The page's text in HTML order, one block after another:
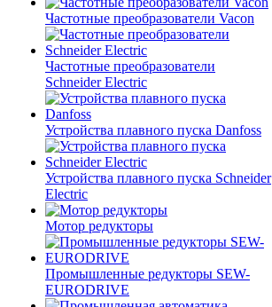
Частотные преобразователи Vacon
Частотные преобразователи
Schneider Electric
Устройства плавного пуска Danfoss
Устройства плавного пуска Schneider
Electric
Мотор редукторы
Промышленные редукторы SEW-
EURODRIVE